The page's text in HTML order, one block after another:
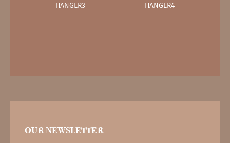
HANGER3 HANGER4
OUR NEWSLETTER